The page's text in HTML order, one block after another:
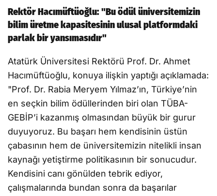
Rektör Hacımüftüoğlu: "Bu ödül üniversitemizin
bilim üretme kapasitesinin ulusal platformdaki
parlak bir yansımasıdır"
Atatürk Üniversitesi Rektörü Prof. Dr. Ahmet
Hacımüftüoğlu, konuya ilişkin yaptığı açıklamada:
"Prof. Dr. Rabia Meryem Yılmaz’ın, Türkiye’nin
en seçkin bilim ödüllerinden biri olan TÜBA-
GEBİP’i kazanmış olmasından büyük bir gurur
duyuyoruz. Bu başarı hem kendisinin üstün
çabasının hem de üniversitemizin nitelikli insan
kaynağı yetiştirme politikasının bir sonucudur.
Kendisini canı gönülden tebrik ediyor,
çalışmalarında bundan sonra da başarılar